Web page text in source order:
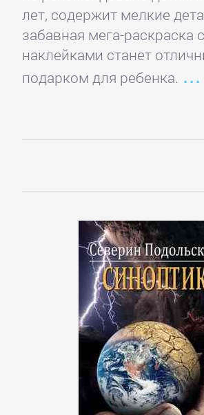
лет, содержит мелкие
забавная мега-раскраска с
наклейками станет
подарком для ребенка.
Карта
сайта
БИЗНЕС
Банковское
налогообложение,
Делопроизводство
Зарубежная